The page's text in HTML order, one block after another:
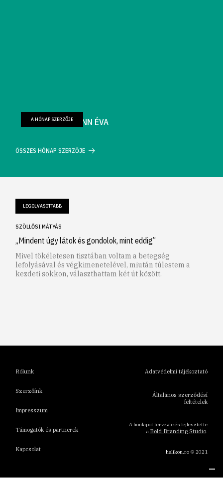
FARKAS WELLMANN ÉVA
A HÓNAP SZERZŐJE
ÖSSZES HÓNAP SZERZŐJE
LEGOLVASOTTABB
SZÖLLŐSI MÁTYÁS
„Mindent úgy látok és gondolok, mint eddig”
Mivel tökéletesen tisztában voltam a betegség
lefolyásával és végkimenetelével, miután túlestem a
kezdeti sokkon, választhattam két út között.
Rólunk
Szerzőink
Impresszum
Támogatók és partnerek
Kapcsolat
Adatvédelmi tájékoztató
Általános szerződési
feltételek
A honlapot tervezte és fejlesztette
a Bold Branding Studio.
helikon.ro© 2021